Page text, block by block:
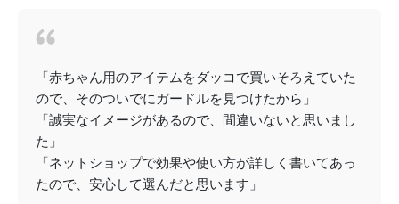
「赤ちゃん用のアイテムをダッコで買いそろえていた
ので、そのついでにガードルを見つけたから」
「誠実なイメージがあるので、間違いないと思いまし
た」
「ネットショップで効果や使い方が詳しく書いてあっ
たので、安心して選んだと思います」